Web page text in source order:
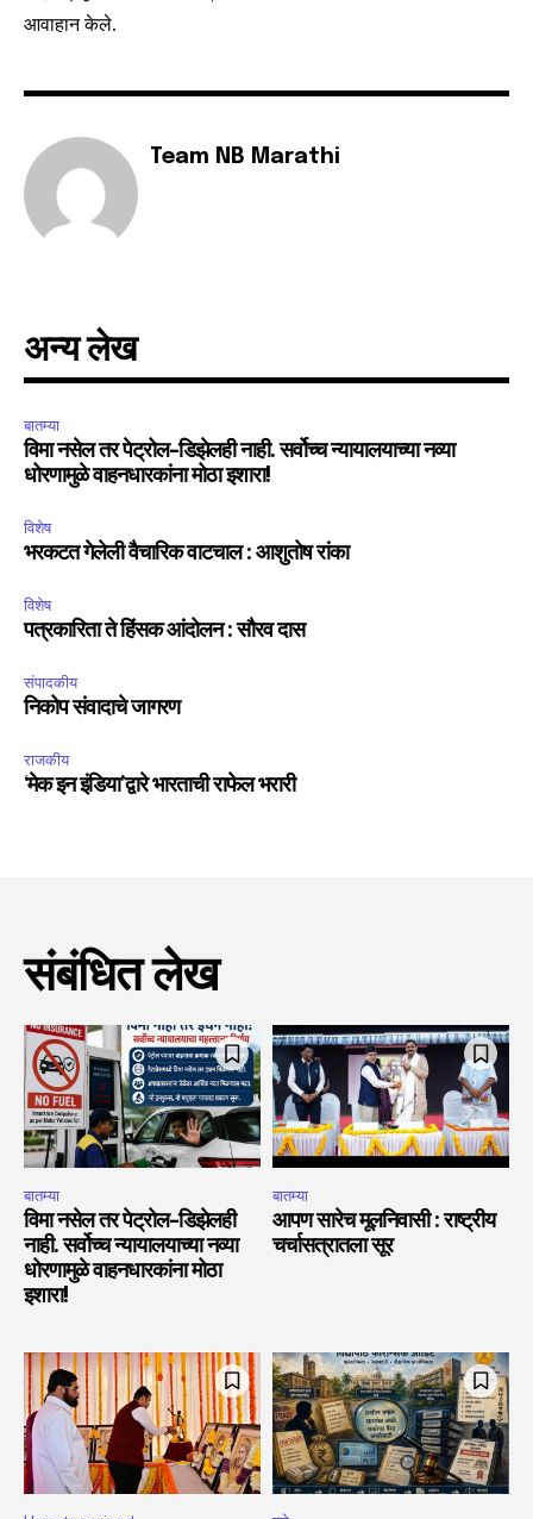
आवाहान केले.
Team NB Marathi
अन्य लेख
बातम्या
विमा नसेल तर पेट्रोल-डिझेलही नाही. सर्वोच्च न्यायालयाच्या नव्या
धोरणामुळे वाहनधारकांना मोठा इशारा!
विशेष
भरकटत गेलेली वैचारिक वाटचाल : आशुतोष रांका
विशेष
पत्रकारिता ते हिंसक आंदोलन : सौरव दास
संपादकीय
निकोप संवादाचे जागरण
राजकीय
‘मेक इन इंडिया’द्वारे भारताची राफेल भरारी
संबंधित लेख
बातम्या
विमा नसेल तर पेट्रोल-डिझेलही
नाही. सर्वोच्च न्यायालयाच्या नव्या
धोरणामुळे वाहनधारकांना मोठा
इशारा!
बातम्या
आपण सारेच मूलनिवासी : राष्ट्रीय
चर्चासत्रातला सूर